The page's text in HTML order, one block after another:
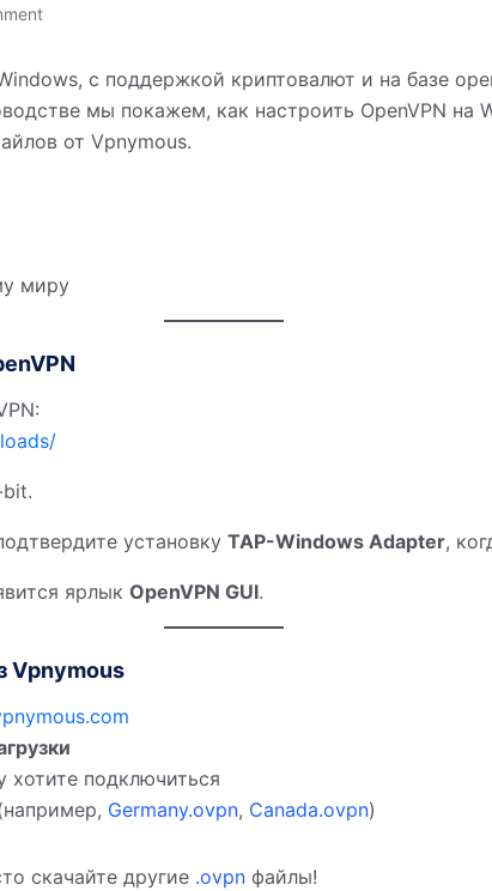
с поддержкой криптовалют и на базе
мы покажем, как настроить OpenVPN
от Vpnymous.
миру
установку TAP-Windows Adapter,
ярлык OpenVPN GUI.
Vpnymous
хотите подключиться
Germany.ovpn, Canada.ovpn)
скачайте другие .ovpn файлы!